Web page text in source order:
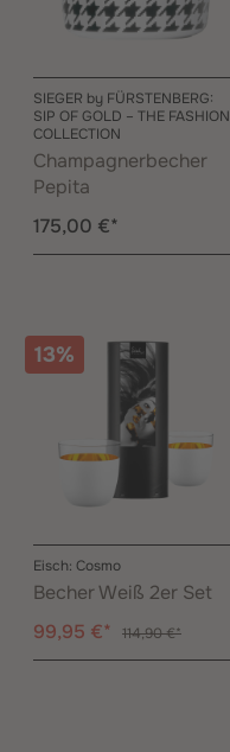
SIEGER by FÜRSTENBERG:
SIP OF GOLD – THE FASHION
COLLECTION
Champagnerbecher
Pepita
175,00 €*
13%
Eisch: Cosmo
Becher Weiß 2er Set
99,95 €*
114,90 €*